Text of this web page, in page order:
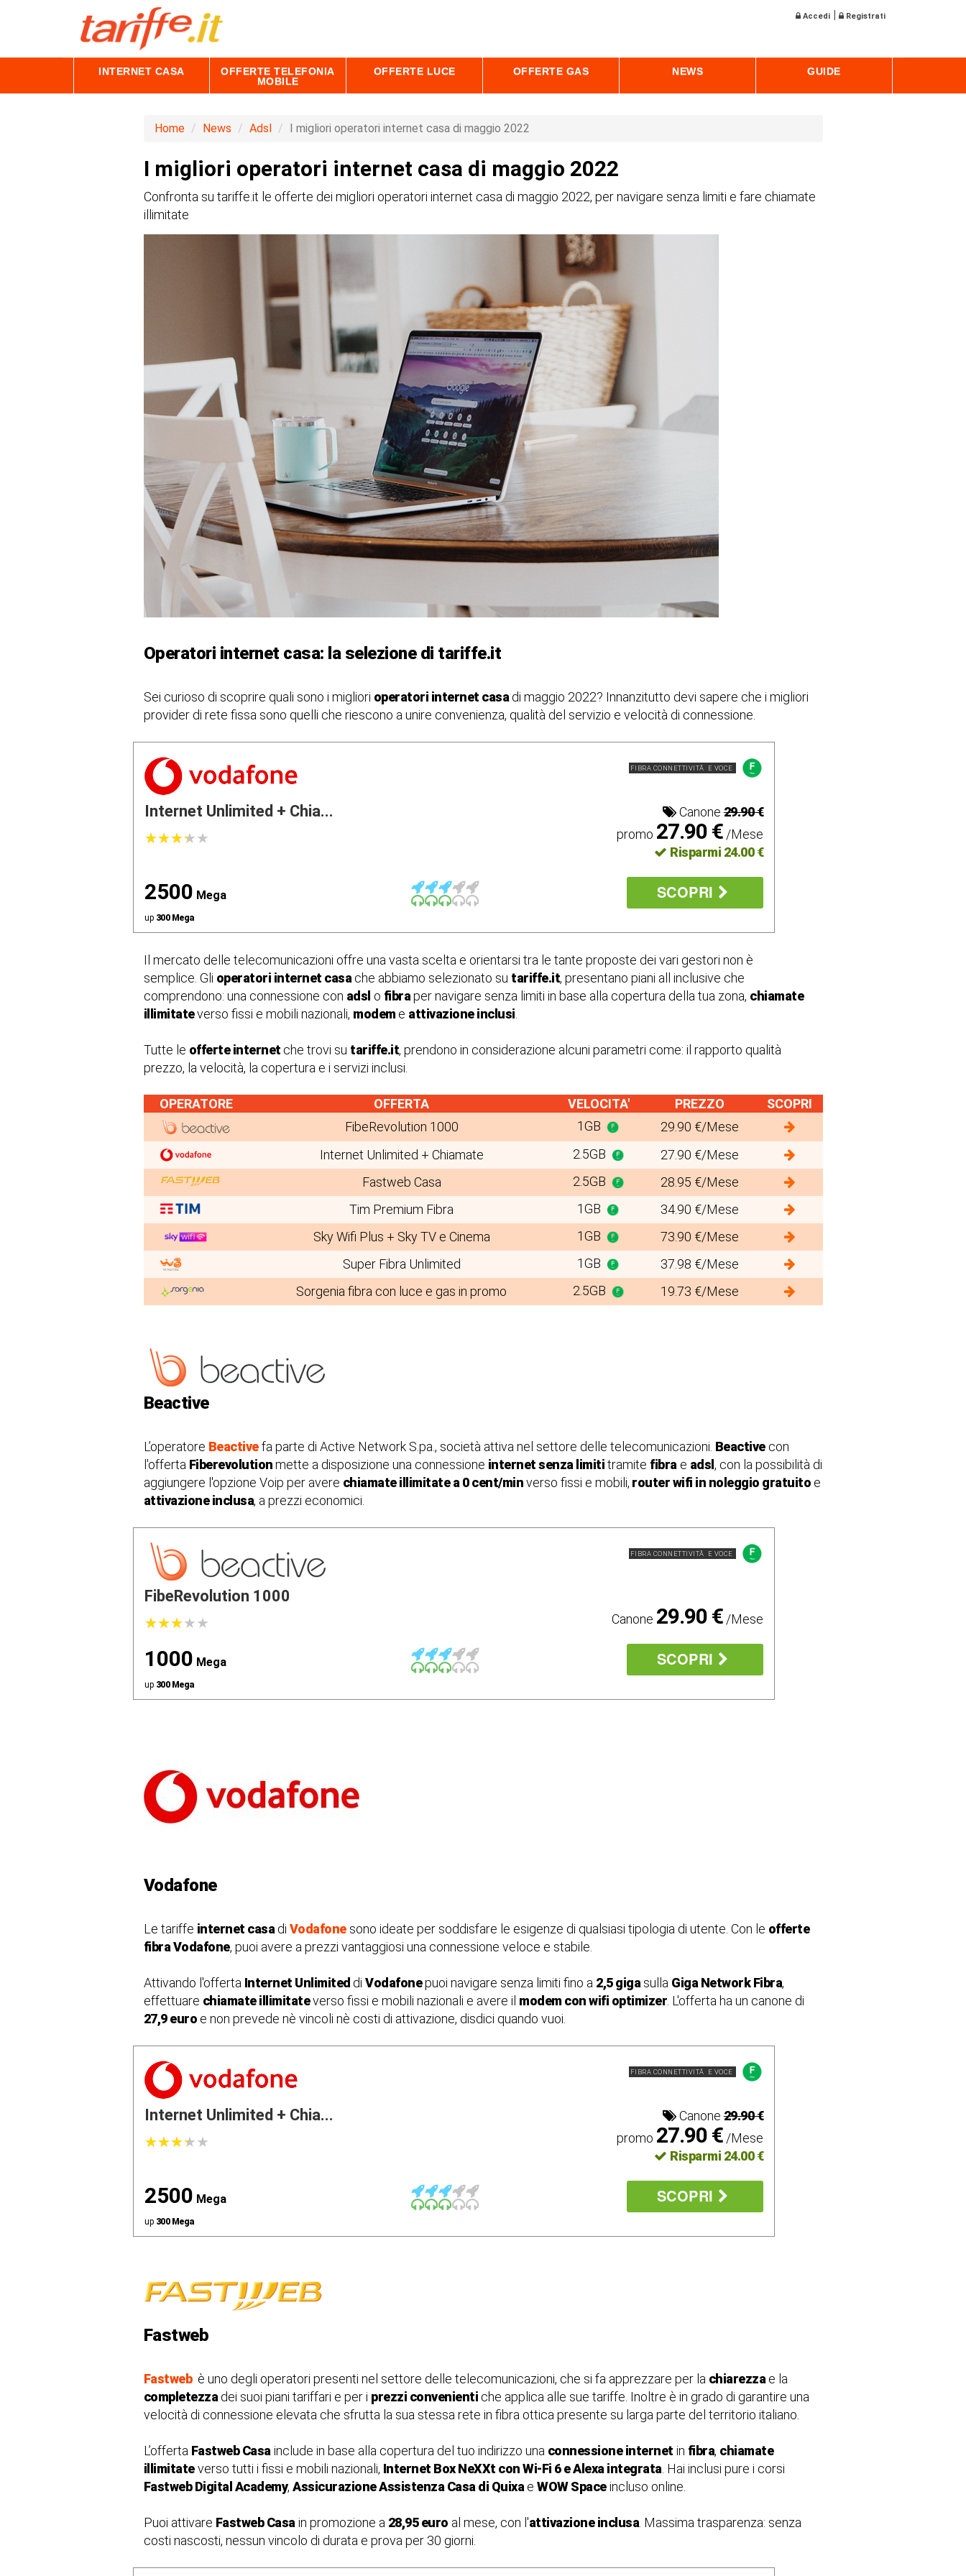
Accedi | Registrati
INTERNET CASA
OFFERTE TELEFONIA
MOBILE
OFFERTE LUCE OFFERTE GAS NEWS GUIDE
Home News Adsl I migliori operatori internet casa di maggio 2022
I migliori operatori internet casa di maggio 2022
Confronta su tariffe.it le offerte dei migliori operatori internet casa di maggio 2022, per navigare senza limiti e fare chiamate
illimitate
Operatori internet casa: la selezione di tariffe.it
Sei curioso di scoprire quali sono i migliori operatori internet casa di maggio 2022? Innanzitutto devi sapere che i migliori
provider di rete fissa sono quelli che riescono a unire convenienza, qualità del servizio e velocità di connessione.
FIBRA CONNETTIVITÃ E VOCE
Internet Unlimited + Chia... Canone29.90 €
★★★★★
★★★★★ promo 27.90 € /Mese
Risparmi 24.00 €
2500 Mega
up 300 Mega
SCOPRI
Il mercato delle telecomunicazioni offre una vasta scelta e orientarsi tra le tante proposte dei vari gestori non è
semplice. Gli operatori internet casa che abbiamo selezionato su tariffe.it, presentano piani all inclusive che
comprendono: una connessione con adsl o fibraper navigare senza limiti in base alla copertura della tua zona, chiamate
illimitateverso fissi e mobili nazionali, modem e attivazione inclusi
Tutte le offerte internet che trovi su tariffe.it, prendono in considerazione alcuni parametri come: il rapporto qualità
prezzo, la velocità, la copertura e i servizi inclusi.
OPERATORE OFFERTA VELOCITA' PREZZO
SCOPRI
FibeRevolution 1000
1GB
29.90 €/Mese
Internet Unlimited + Chiamate
2.5GB
27.90 €/Mese
Fastweb Casa
2.5GB
28.95 €/Mese
Tim Premium Fibra
1GB
34.90 €/Mese
Sky Wifi Plus + Sky TV e Cinema
1GB
73.90 €/Mese
Super Fibra Unlimited
1GB
37.98 €/Mese
Sorgenia fibra con luce e gas in promo
2.5GB 19.73 €/Mese
Beactive
L’operatore Beactivefa parte di Active Network S.pa., società attiva nel settore delle telecomunicazioni. Beactivecon
l'offerta Fiberevolutionmette a disposizione una connessione internet senza limititramite fibra e adsl , con la possibilità di
aggiungere l'opzione Voip per avere chiamate illimitate a 0 cent/minverso fissi e mobili, router wifi in noleggio gratuito e
attivazione inclusa, a prezzi economici.
FIBRA CONNETTIVITÃ E VOCE
FibeRevolution 1000
★★★★★
★★★★★ Canone 29.90 € /Mese
1000 Mega
up 300 Mega
SCOPRI
Vodafone
Le tariffe internet casa di Vodafone sono ideate per soddisfare le esigenze di qualsiasi tipologia di utente. Con le offerte
fibra Vodafone, puoi avere a prezzi vantaggiosi una connessione veloce e stabile.
Attivando l'offerta Internet Unlimited di Vodafonepuoi navigare senza limiti fino a 2,5 giga sulla Giga Network Fibra,
effettuare chiamate illimitateverso fissi e mobili nazionali e avere il modem con wifi optimizer . L'offerta ha un canone di
27,9 euro e non prevede nè vincoli nè costi di attivazione, disdici quando vuoi.
FIBRA CONNETTIVITÃ E VOCE
Internet Unlimited + Chia... Canone29.90 €
★★★★★
★★★★★ promo 27.90 € /Mese
Risparmi 24.00 €
2500 Mega
up 300 Mega
SCOPRI
Fastweb
Fastweb è uno degli operatori presenti nel settore delle telecomunicazioni, che si fa apprezzare per la chiarezza e la
completezza dei suoi piani tariffari e per i prezzi convenienti che applica alle sue tariffe. Inoltre è in grado di garantire una
velocità di connessione elevata che sfrutta la sua stessa rete in fibra ottica presente su larga parte del territorio italiano.
L’offerta Fastweb Casa include in base alla copertura del tuo indirizzo una connessione internet in fibra, chiamate
illimitateverso tutti i fissi e mobili nazionali, Internet Box NeXXt con Wi-Fi 6 e Alexa integrata . Hai inclusi pure i corsi
Fastweb Digital Academy, Assicurazione Assistenza Casa di Quixa e WOW Spaceincluso online.
Puoi attivare Fastweb Casa in promozione a 28,95 euro al mese, con l'attivazione inclusa . Massima trasparenza: senza
costi nascosti, nessun vincolo di durata e prova per 30 giorni.